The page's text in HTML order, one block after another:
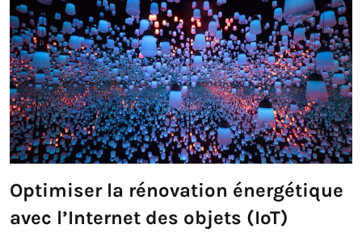
Optimiser la rénovation énergétique
avec l’Internet des objets (IoT)